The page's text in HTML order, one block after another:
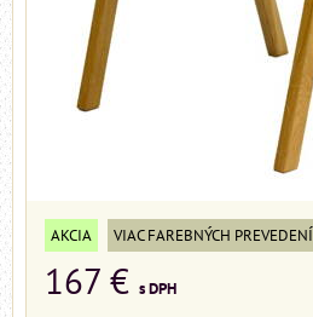
AKCIA VIAC FAREBNÝCH PREVEDENÍ
167 € s DPH